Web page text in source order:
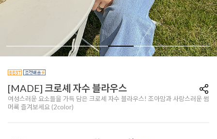
[MADE] 크로셰 자수 블라우스
여성스러운 요소들을 가득 담은 크로셰 자수 블라우스! 조아맘과 사랑스러운 썸
머룩 즐겨보세요 (2color)